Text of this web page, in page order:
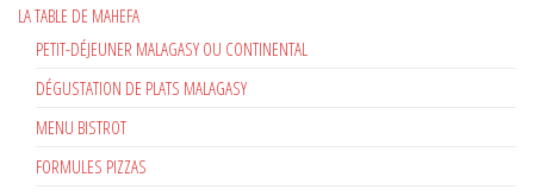
LA TABLE DE MAHEFA
PETIT-DÉJEUNER MALAGASY OU CONTINENTAL
DÉGUSTATION DE PLATS MALAGASY
MENU BISTROT
FORMULES PIZZAS